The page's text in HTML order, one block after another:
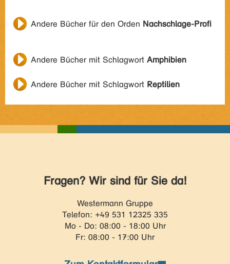
Andere Bücher für den Orden Nachschlage-Profi
Andere Bücher mit Schlagwort Amphibien
Andere Bücher mit Schlagwort Reptilien